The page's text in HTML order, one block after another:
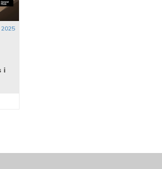
i